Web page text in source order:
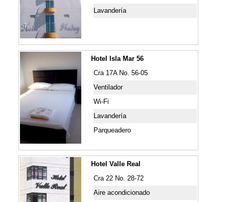
Lavandería
Hotel Isla Mar 56
Cra 17A No. 56-05
Ventilador
Wi-Fi
Lavandería
Parqueadero
Hotel Valle Real
Cra 22 No. 28-72
Aire acondicionado